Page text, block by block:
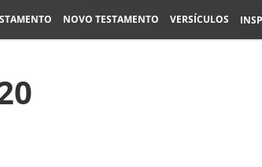
NOVO TESTAMENTO VERSÍCULOS